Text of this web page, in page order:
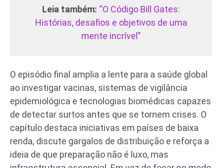
Leia também: “O Código Bill Gates:
Histórias, desafios e objetivos de uma
mente incrível”
O episódio final amplia a lente para a saúde global
ao investigar vacinas, sistemas de vigilância
epidemiológica e tecnologias biomédicas capazes
de detectar surtos antes que se tornem crises. O
capítulo destaca iniciativas em países de baixa
renda, discute gargalos de distribuição e reforça a
ideia de que preparação não é luxo, mas